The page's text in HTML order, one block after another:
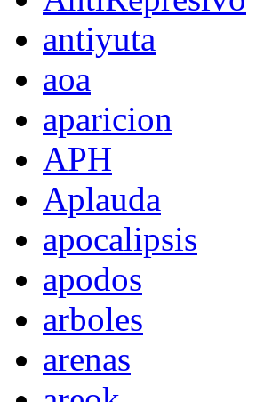
antiyuta
aoa
aparicion
APH
Aplauda
apocalipsis
apodos
arboles
arenas